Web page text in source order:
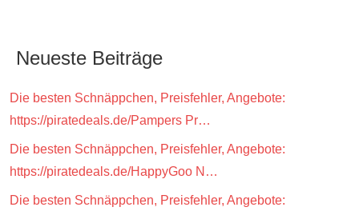
Neueste Beiträge
Die besten Schnäppchen, Preisfehler, Angebote:
https://piratedeals.de/Pampers Pr…
Die besten Schnäppchen, Preisfehler, Angebote:
https://piratedeals.de/HappyGoo N…
Die besten Schnäppchen, Preisfehler, Angebote: